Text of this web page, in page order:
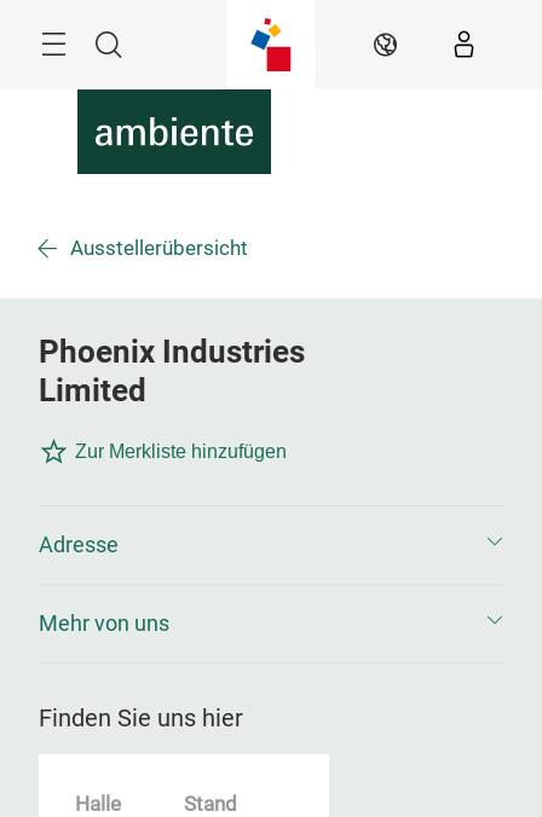
Suche DE
Ausstellerübersicht
Phoenix Industries
Limited
Zur Merkliste hinzufügen
Adresse
Mehr von uns
Finden Sie uns hier
Halle Stand